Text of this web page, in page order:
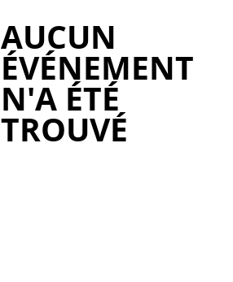
AUCUN
ÉVÉNEMENT
N'A ÉTÉ
TROUVÉ